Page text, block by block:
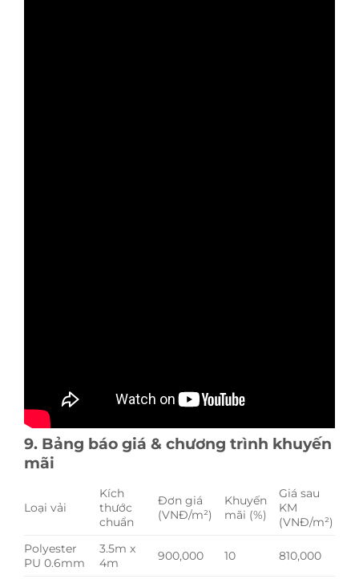
9. Bảng báo giá & chương trình khuyến
mãi
Loại vải
Kích
thước
chuẩn
Đơn giá
(VNĐ/m²)
Khuyến
mãi (%)
Giá sau
KM
(VNĐ/m²)
Polyester
PU 0.6mm
3.5m x
4m
900,000 10 810,000